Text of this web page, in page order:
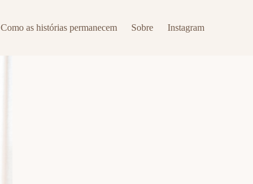
Como as histórias permanecem Sobre Instagram